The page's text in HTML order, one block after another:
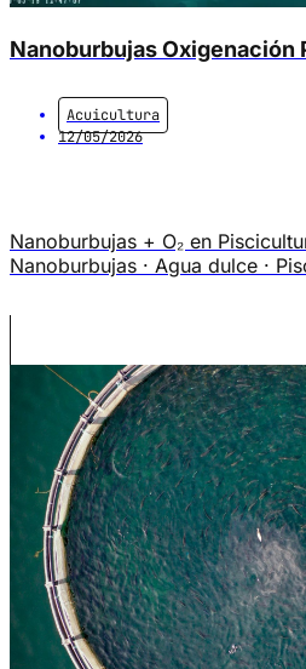
Nanoburbujas Oxigenación
Acuicultura
12/05/2026
Nanoburbujas + O₂ en
Nanoburbujas · Agua dulce ·
de O₂ no es el único indicador
dos problemas al mismo
sistemas acuícolas […]